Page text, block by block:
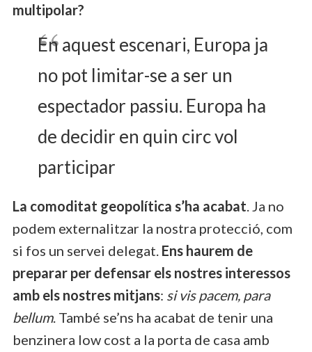
multipolar?
En aquest escenari, Europa ja
no pot limitar-se a ser un
espectador passiu. Europa ha
de decidir en quin circ vol
participar
La comoditat geopolítica s’ha acabat. Ja no
podem externalitzar la nostra protecció, com
si fos un servei delegat. Ens haurem de
preparar per defensar els nostres interessos
amb els nostres mitjans: si vis pacem, para
bellum. També se’ns ha acabat de tenir una
benzinera low cost a la porta de casa amb